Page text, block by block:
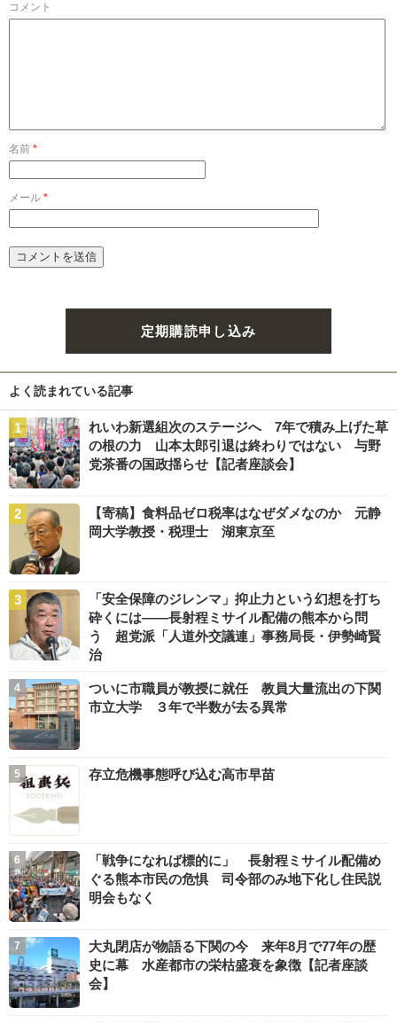
コメント
名前 *
メール *
定期購読申し込み
よく読まれている記事
れいわ新選組次のステージへ 7年で積み上げた草
の根の力 山本太郎引退は終わりではない 与野
党茶番の国政揺らせ【記者座談会】
【寄稿】食料品ゼロ税率はなぜダメなのか 元静
岡大学教授・税理士 湖東京至
「安全保障のジレンマ」抑止力という幻想を打ち
砕くには――長射程ミサイル配備の熊本から問
う 超党派「人道外交議連」事務局長・伊勢崎賢
治
ついに市職員が教授に就任 教員大量流出の下関
市立大学 ３年で半数が去る異常
存立危機事態呼び込む高市早苗
「戦争になれば標的に」 長射程ミサイル配備め
ぐる熊本市民の危惧 司令部のみ地下化し住民説
明会もなく
大丸閉店が物語る下関の今 来年8月で77年の歴
史に幕 水産都市の栄枯盛衰を象徴【記者座談
会】